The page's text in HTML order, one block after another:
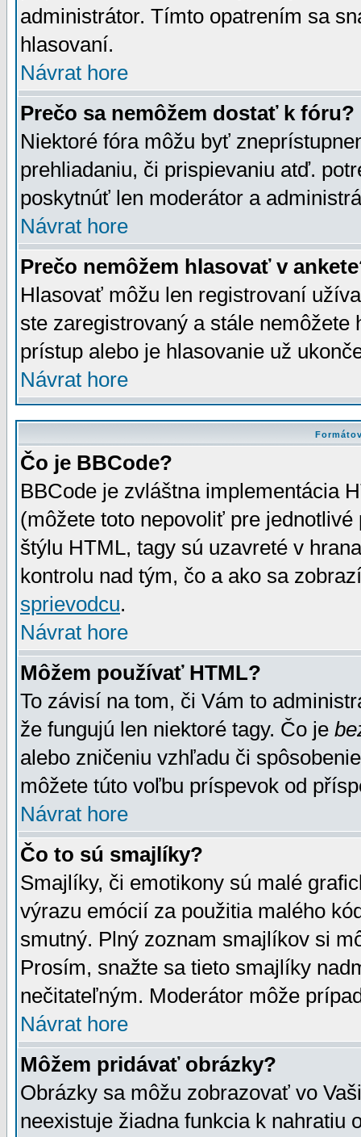
administrátor. Tímto opatrením sa
hlasovaní.
Návrat hore
Prečo sa nemôžem dostať k fóru?
Niektoré fóra môžu byť
prehliadaniu, či prispievaniu atď.
poskytnúť len moderátor a
Návrat hore
Prečo nemôžem hlasovať v
Hlasovať môžu len registrovaní
ste zaregistrovaný a stále
prístup alebo je hlasovanie už
Návrat hore
Čo je BBCode?
BBCode je zvláštna implementácia
(môžete toto nepovoliť pre
štýlu HTML, tagy sú uzavreté v
kontrolu nad tým, čo a ako sa
sprievodcu.
Návrat hore
Môžem používať HTML?
To závisí na tom, či Vám to
že fungujú len niektoré tagy. Čo je
alebo zničeniu vzhľadu či
môžete túto voľbu príspevok od
Návrat hore
Čo to sú smajlíky?
Smajlíky, či emotikony sú malé
výrazu emócií za použitia malého
smutný. Plný zoznam smajlíkov si
Prosím, snažte sa tieto smajlíky
nečitateľným. Moderátor môže
Návrat hore
Môžem pridávať obrázky?
Obrázky sa môžu zobrazovať vo
neexistuje žiadna funkcia k nahratiu